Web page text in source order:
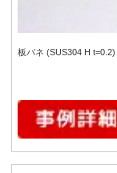
板バネ (SUS304 H t=0.2)